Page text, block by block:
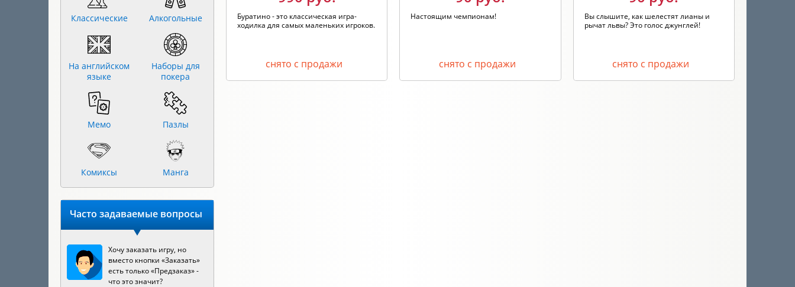
Буратино - это классическая игра-
ходилка для самых маленьких игроков.
снято с продажи
Настоящим чемпионам!
снято с продажи
Вы слышите, как шелестят лианы и
рычат львы? Это голос джунглей!
снято с продажи
Классические Алкогольные
На английском
языке
Наборы для
покера
Мемо Пазлы
Комиксы Манга
Часто задаваемые вопросы
Хочу заказать игру, но
вместо кнопки «Заказать»
есть только «Предзаказ» -
что это значит?